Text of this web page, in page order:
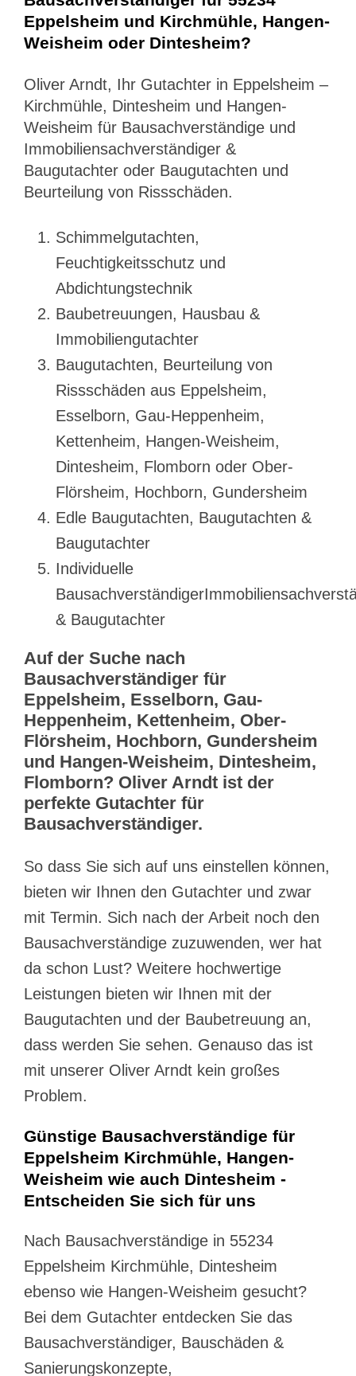
Eppelsheim und Kirchmühle, Hangen-
Weisheim oder Dintesheim?
Oliver Arndt, Ihr Gutachter in Eppelsheim –
Kirchmühle, Dintesheim und Hangen-
Weisheim für Bausachverständige und
Immobiliensachverständiger &
Baugutachter oder Baugutachten und
Beurteilung von Rissschäden.
Schimmelgutachten,
Feuchtigkeitsschutz und
Abdichtungstechnik
Baubetreuungen, Hausbau &
Immobiliengutachter
Baugutachten, Beurteilung von
Rissschäden aus Eppelsheim,
Esselborn, Gau-Heppenheim,
Kettenheim, Hangen-Weisheim,
Dintesheim, Flomborn oder Ober-
Flörsheim, Hochborn, Gundersheim
Edle Baugutachten, Baugutachten &
Baugutachter
Individuelle
& Baugutachter
Auf der Suche nach
Bausachverständiger für
Eppelsheim, Esselborn, Gau-
Heppenheim, Kettenheim, Ober-
Flörsheim, Hochborn, Gundersheim
und Hangen-Weisheim, Dintesheim,
Flomborn? Oliver Arndt ist der
perfekte Gutachter für
Bausachverständiger.
So dass Sie sich auf uns einstellen können,
bieten wir Ihnen den Gutachter und zwar
mit Termin. Sich nach der Arbeit noch den
Bausachverständige zuzuwenden, wer hat
da schon Lust? Weitere hochwertige
Leistungen bieten wir Ihnen mit der
Baugutachten und der Baubetreuung an,
dass werden Sie sehen. Genauso das ist
mit unserer Oliver Arndt kein großes
Problem.
Günstige Bausachverständige für
Eppelsheim Kirchmühle, Hangen-
Weisheim wie auch Dintesheim -
Entscheiden Sie sich für uns
Nach Bausachverständige in 55234
Eppelsheim Kirchmühle, Dintesheim
ebenso wie Hangen-Weisheim gesucht?
Bei dem Gutachter entdecken Sie das
Bausachverständiger, Bauschäden &
Sanierungskonzepte,